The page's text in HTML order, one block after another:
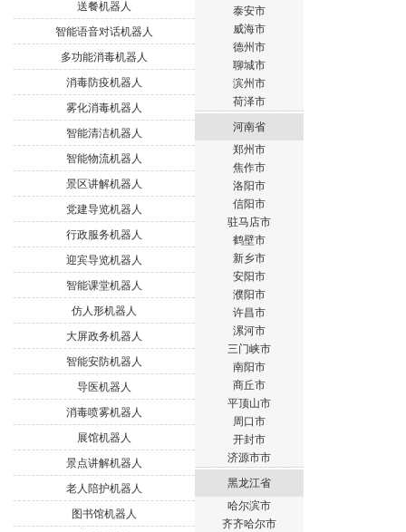
送餐机器人
智能语音对话机器人
多功能消毒机器人
消毒防疫机器人
雾化消毒机器人
智能清洁机器人
智能物流机器人
景区讲解机器人
党建导览机器人
行政服务机器人
迎宾导览机器人
智能课堂机器人
仿人形机器人
大屏政务机器人
智能安防机器人
导医机器人
消毒喷雾机器人
展馆机器人
景点讲解机器人
老人陪护机器人
图书馆机器人
泰安市
威海市
德州市
聊城市
滨州市
荷泽市
河南省
郑州市
焦作市
洛阳市
信阳市
驻马店市
鹤壁市
新乡市
安阳市
濮阳市
许昌市
漯河市
三门峡市
南阳市
商丘市
平顶山市
周口市
开封市
济源市市
黑龙江省
哈尔滨市
齐齐哈尔市